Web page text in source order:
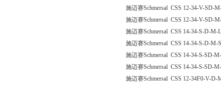
施迈赛Schmersal CSS 12-34-V-SD-
施迈赛Schmersal CSS 12-34-V-SD-
施迈赛Schmersal CSS 14-34-S-D-M-L
施迈赛Schmersal CSS 14-34-S-D-M-
施迈赛Schmersal CSS 14-34-S-SD-
施迈赛Schmersal CSS 14-34-S-SD-
施迈赛Schmersal CSS 12-34F0-V-D-